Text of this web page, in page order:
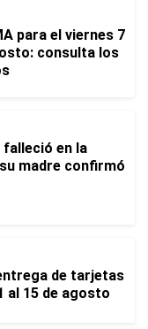
para el viernes 7
consulta los
falleció en la
madre confirmó
de tarjetas
al 15 de agosto